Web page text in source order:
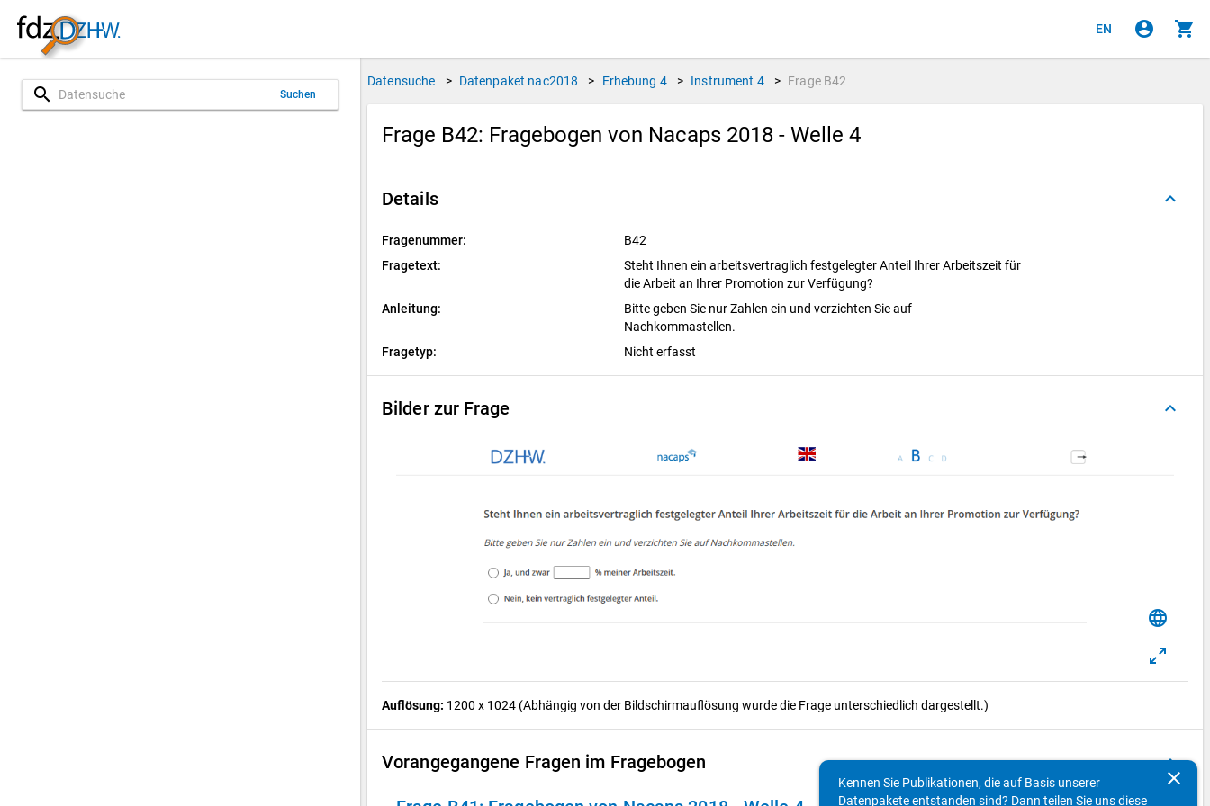
EN account_circle shopping_cart
search Suchen
Datensuche > Datenpaket nac2018 > Erhebung 4 > Instrument 4 > Frage B42
Frage B42: Fragebogen von Nacaps 2018 - Welle 4
Details keyboard_arrow_up
Fragenummer:
B42
Fragetext:
Steht Ihnen ein arbeitsvertraglich festgelegter Anteil Ihrer Arbeitszeit für
die Arbeit an Ihrer Promotion zur Verfügung?
Anleitung:
Bitte geben Sie nur Zahlen ein und verzichten Sie auf
Nachkommastellen.
Fragetyp:
Nicht erfasst
Bilder zur Frage keyboard_arrow_up
language
Auflösung: 1200 x 1024 (Abhängig von der Bildschirmauflösung wurde die Frage unterschiedlich dargestellt.)
Vorangegangene Fragen im Fragebogen keyboard_arrow_up
clear
Kennen Sie Publikationen, die auf Basis unserer
Datenpakete entstanden sind? Dann teilen Sie uns diese